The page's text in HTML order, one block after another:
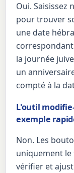
Oui.
pour trouver
une date
la journée
un
compté à la
L'outil
exemple
Non. Les
uniquement
vérifier et